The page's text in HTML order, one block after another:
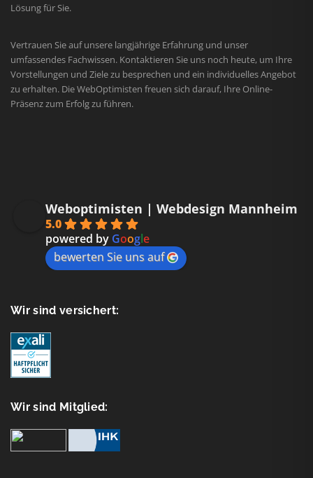
Lösung für Sie.
Vertrauen Sie auf unsere langjährige Erfahrung und unser
umfassendes Fachwissen. Kontaktieren Sie uns noch heute, um Ihre
Vorstellungen und Ziele zu besprechen und ein individuelles Angebot
zu erhalten. Die WebOptimisten freuen sich darauf, Ihre Online-
Präsenz zum Erfolg zu führen.
Weboptimisten | Webdesign Mannheim
5.0
powered by Google
bewerten Sie uns auf
Wir sind versichert:
Wir sind Mitglied: